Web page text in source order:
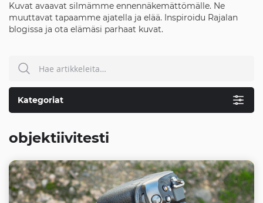
Kuvat avaavat silmämme ennennäkemättömälle. Ne
muuttavat tapaamme ajatella ja elää. Inspiroidu Rajalan
blogissa ja ota elämäsi parhaat kuvat.
Hae HAE
Kategoriat
objektiivitesti